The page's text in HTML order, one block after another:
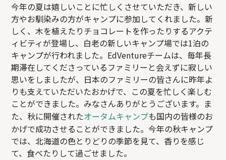
今年の夏は嬉しいことに忙しくさせていただき、新しい
方やお馴染みの方がキャンプに参加してくれました。新
しく、木を植えたりチョコレートを作ったりするアクテ
ィビティが登場し、白老の新しいキャンプ場では1泊の
キャンプが行われました。EdVentureチームは、毎年長
期滞在してくださっているファミリーと会えずに寂しい
思いをしましたが、日本のファミリーの皆さんに昨年よ
りも支えていただいたおかげで、この夏を忙しく楽しむ
ことができました。みなさんありがとうございます。ま
た、秋に開催されたオータムキャンプも国内の皆様のお
かげで成功させることができました。今年の秋キャンプ
では、北海道の色とりどりの季節を見て、香りを感じ
て、食べたりして過ごせました。